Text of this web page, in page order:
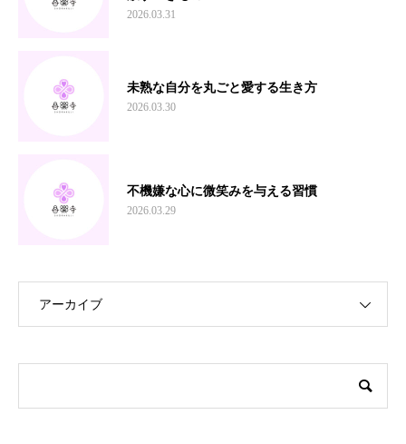
2026.03.31
未熟な自分を丸ごと愛する生き方
2026.03.30
不機嫌な心に微笑みを与える習慣
2026.03.29
アーカイブ